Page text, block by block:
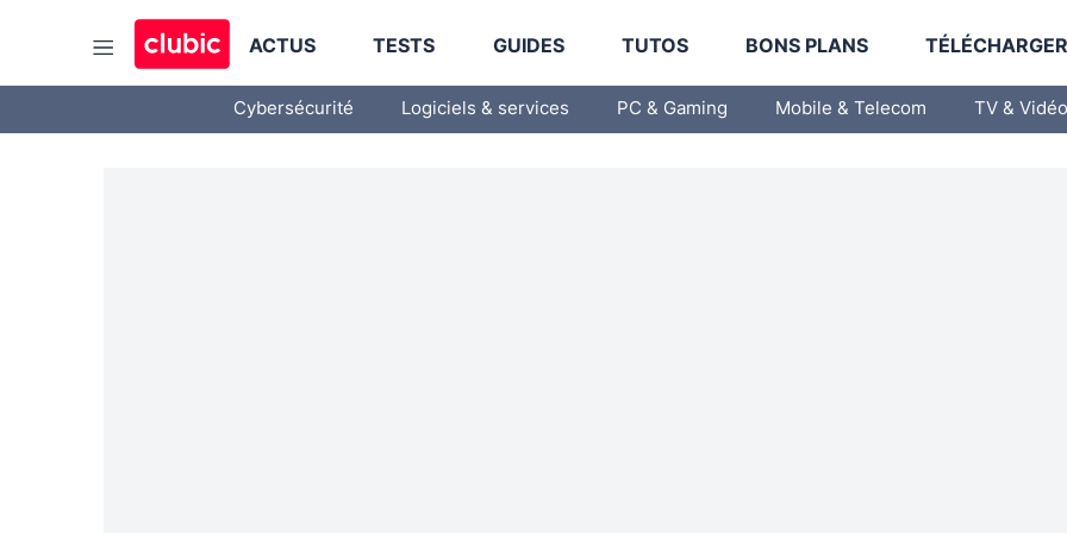
ACTUS TESTS GUIDES TUTOS BONS PLANS
Cybersécurité Logiciels & services PC & Gaming Mobile & Telecom TV & Vidéo